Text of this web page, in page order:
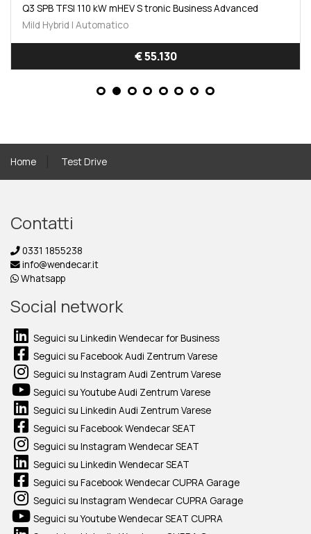
Q3 SPB TFSI 110 kW mHEV S tronic Business Advanced
Mild Hybrid | Automatico
€ 55.130
Home Test Drive
Contatti
0331 1855238
info@wendecar.it
Whatsapp
Social network
Seguici su Linkedin Wendecar for Business
Seguici su Facebook Audi Zentrum Varese
Seguici su Instagram Audi Zentrum Varese
Seguici su Youtube Audi Zentrum Varese
Seguici su Linkedin Audi Zentrum Varese
Seguici su Facebook Wendecar SEAT
Seguici su Instagram Wendecar SEAT
Seguici su Linkedin Wendecar SEAT
Seguici su Facebook Wendecar CUPRA Garage
Seguici su Instagram Wendecar CUPRA Garage
Seguici su Youtube Wendecar SEAT CUPRA